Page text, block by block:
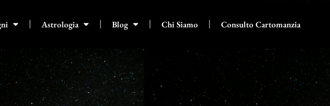
Astrologia Blog Chi Siamo Consulto Cartomanzia